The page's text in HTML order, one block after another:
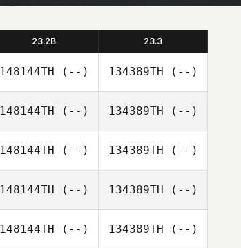
23.2B 23.3
148144TH (--) 134389TH (--)
148144TH (--) 134389TH (--)
148144TH (--) 134389TH (--)
148144TH (--) 134389TH (--)
148144TH (--) 134389TH (--)